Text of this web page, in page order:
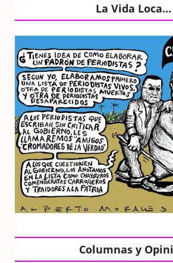
La Vida Loca…
Columnas y